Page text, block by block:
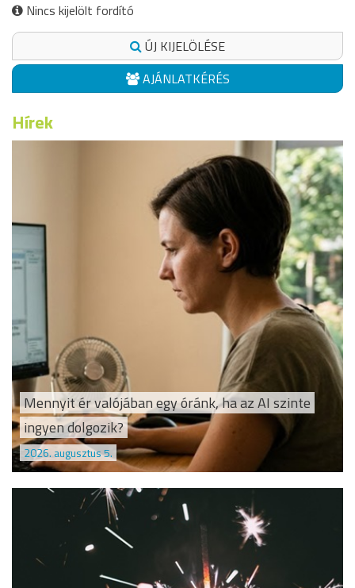
Nincs kijelölt fordító
ÚJ KIJELÖLÉSE
AJÁNLATKÉRÉS
Hírek
Mennyit ér valójában egy óránk, ha az AI szinte
ingyen dolgozik?
2026. augusztus 5.